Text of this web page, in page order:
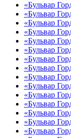
«Бульвар
«Бульвар
«Бульвар
«Бульвар
«Бульвар
«Бульвар
«Бульвар
«Бульвар
«Бульвар
«Бульвар
«Бульвар
«Бульвар
«Бульвар
«Бульвар
«Бульвар